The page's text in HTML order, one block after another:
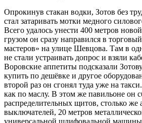
Опрокинув стакан водки, Зотов без
стал затаривать мотки медного
Всего удалось унести 400 метров
грузом он сразу направился в
мастеров» на улице Шевцова. Там в
не стали устраивать допрос и взяли
Воровские аппетиты подсказали
купить по дешёвке и другое
второй раз он сгонял туда уже на
как по маслу. В этом же павильоне он
распределительных щитов, столько же
выключателей, 20 метров